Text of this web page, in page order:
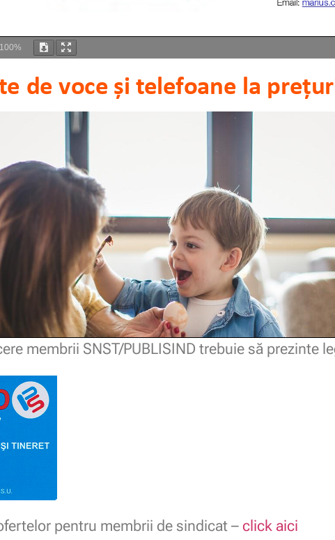
100%
membrii SNST/PUBLISIND trebuie să prezinte
pentru membrii de sindicat – click aici